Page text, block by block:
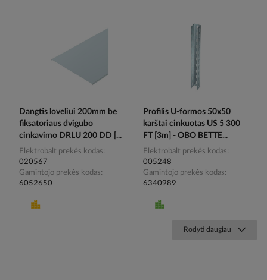
Dangtis loveliui 200mm be
fiksatoriaus dvigubo
cinkavimo DRLU 200 DD [...
Elektrobalt prekės kodas
020567
Gamintojo prekės kodas
6052650
Profilis U-formos 50x50
karštai cinkuotas US 5 300
FT [3m] - OBO BETTE...
Elektrobalt prekės kodas
005248
Gamintojo prekės kodas
6340989
Rodyti daugiau